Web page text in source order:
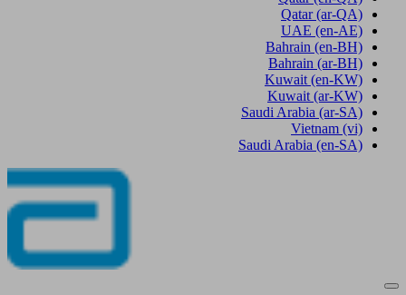
Qatar (ar-QA)
UAE (en-AE)
Bahrain (en-BH)
Bahrain (ar-BH)
Kuwait (en-KW)
Kuwait (ar-KW)
Saudi Arabia (ar-SA)
Vietnam (vi)
Saudi Arabia (en-SA)